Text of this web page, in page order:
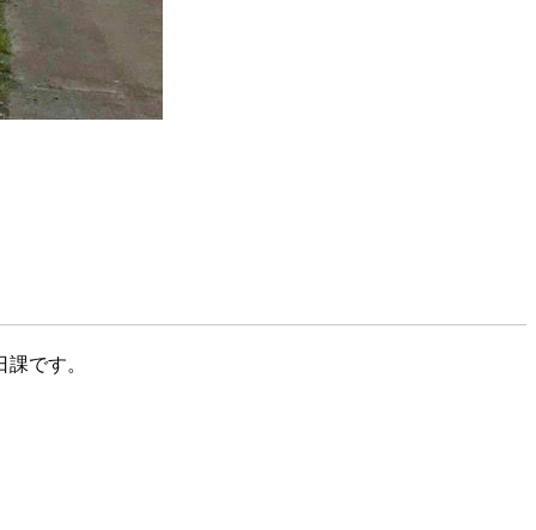
です。